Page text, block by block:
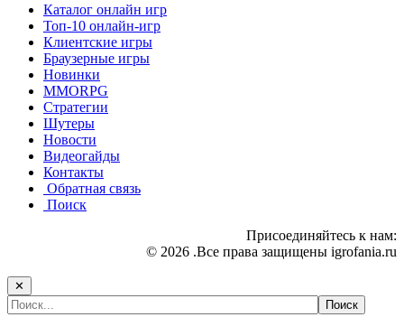
Каталог онлайн игр
Топ-10 онлайн-игр
Клиентские игры
Браузерные игры
Новинки
MMORPG
Стратегии
Шутеры
Новости
Видеогайды
Контакты
Обратная связь
Поиск
Присоединяйтесь к нам:
© 2026 .Все права защищены igrofania.ru
✕